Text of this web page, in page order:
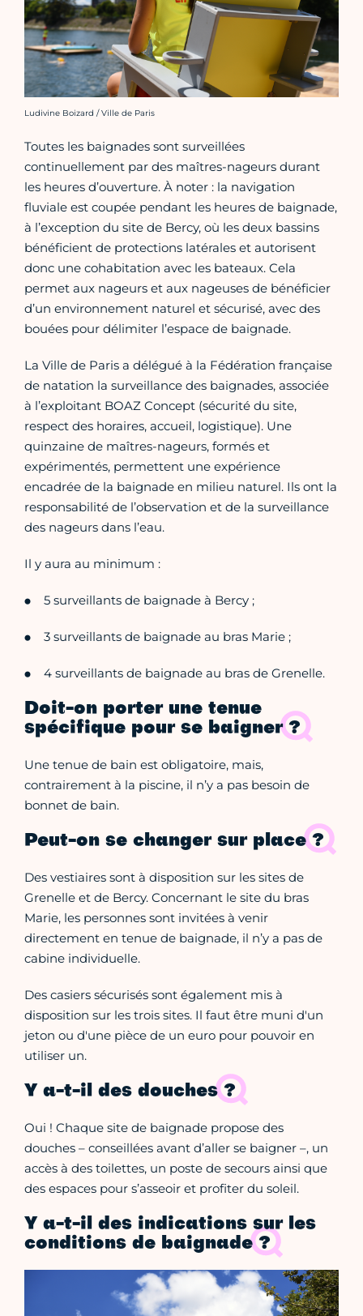
Crédit photo :
Ludivine Boizard / Ville de Paris
Toutes les baignades sont surveillées
continuellement par des maîtres-nageurs durant
les heures d’ouverture. À noter : la navigation
fluviale est coupée pendant les heures de baignade,
à l’exception du site de Bercy, où les deux bassins
bénéficient de protections latérales et autorisent
donc une cohabitation avec les bateaux. Cela
permet aux nageurs et aux nageuses de bénéficier
d’un environnement naturel et sécurisé, avec des
bouées pour délimiter l’espace de baignade.
La Ville de Paris a délégué à la Fédération française
de natation la surveillance des baignades, associée
à l’exploitant BOAZ Concept (sécurité du site,
respect des horaires, accueil, logistique). Une
quinzaine de maîtres-nageurs, formés et
expérimentés, permettent une expérience
encadrée de la baignade en milieu naturel. Ils ont la
responsabilité de l’observation et de la surveillance
des nageurs dans l’eau.
Il y aura au minimum :
5 surveillants de baignade à Bercy ;
3 surveillants de baignade au bras Marie ;
4 surveillants de baignade au bras de Grenelle.
Doit-on porter une tenue
spécifique pour se baigner ?
Une tenue de bain est obligatoire, mais,
contrairement à la piscine, il n’y a pas besoin de
bonnet de bain.
Peut-on se changer sur place ?
Des vestiaires sont à disposition sur les sites de
Grenelle et de Bercy. Concernant le site du bras
Marie, les personnes sont invitées à venir
directement en tenue de baignade, il n’y a pas de
cabine individuelle.
Des casiers sécurisés sont également mis à
disposition sur les trois sites. Il faut être muni d'un
jeton ou d'une pièce de un euro pour pouvoir en
utiliser un.
Y a-t-il des douches ?
Oui ! Chaque site de baignade propose des
douches – conseillées avant d’aller se baigner –, un
accès à des toilettes, un poste de secours ainsi que
des espaces pour s’asseoir et profiter du soleil.
Y a-t-il des indications sur les
conditions de baignade ?